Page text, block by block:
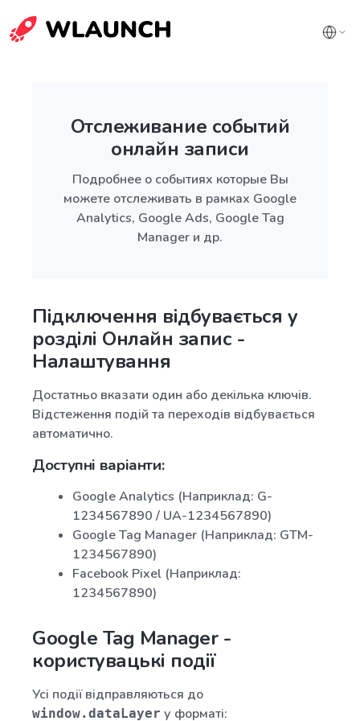
Отслеживание событий
онлайн записи
Подробнее о событиях которые Вы
можете отслеживать в рамках Google
Analytics, Google Ads, Google Tag
Manager и др.
Підключення відбувається у
розділі Онлайн запис -
Налаштування
Достатньо вказати один або декілька ключів.
Відстеження подій та переходів відбувається
автоматично.
Доступні варіанти:
Google Analytics (Наприклад: G-
1234567890 / UA-1234567890)
Google Tag Manager (Наприклад: GTM-
1234567890)
Facebook Pixel (Наприклад:
1234567890)
Google Tag Manager -
користувацькі події
Усі події відправляються до
window.dataLayer у форматі: